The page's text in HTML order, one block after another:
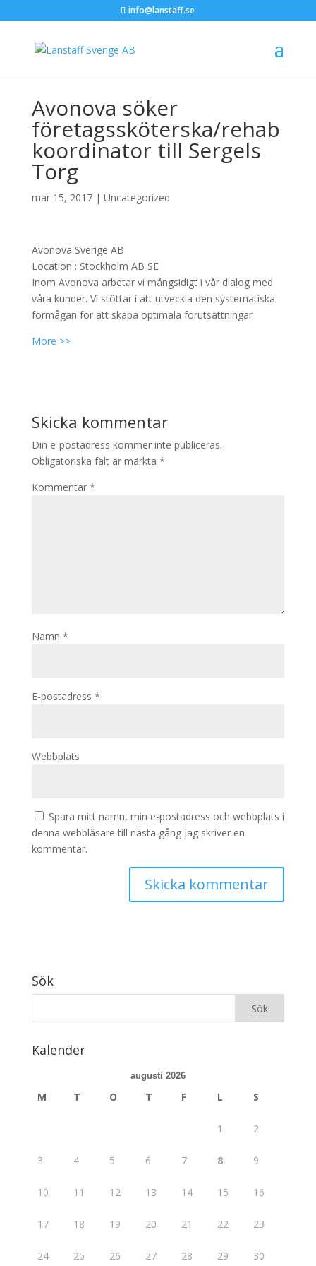
info@lanstaff.se
Avonova söker
företagssköterska/rehab
koordinator till Sergels
Torg
mar 15, 2017| Uncategorized
Avonova Sverige AB
Location : Stockholm AB SE
Inom Avonova arbetar vi mångsidigt i vår dialog med
våra kunder. Vi stöttar i att utveckla den systematiska
förmågan för att skapa optimala förutsättningar
More >>
Skicka kommentar
Din e-postadress kommer inte publiceras.
Obligatoriska fält är märkta *
Kommentar *
Namn *
E-postadress *
Webbplats
Spara mitt namn, min e-postadress och webbplats i
denna webbläsare till nästa gång jag skriver en
kommentar.
Sök
Kalender
augusti 2026
M T O T F L S
1 2
3 4 5 6 7 8 9
10 11 12 13 14 15 16
17 18 19 20 21 22 23
24 25 26 27 28 29 30